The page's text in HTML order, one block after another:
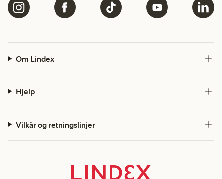
Om Lindex
Hjelp
Vilkår og retningslinjer